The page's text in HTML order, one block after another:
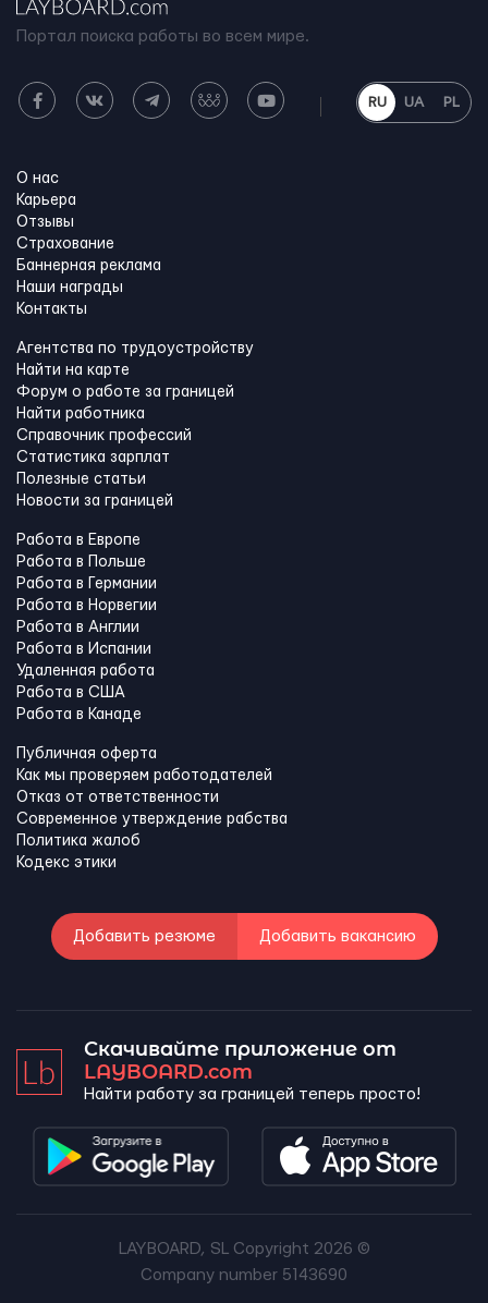
Портал поиска работы во всем мире.
RU UA PL
О нас
Карьера
Отзывы
Страхование
Баннерная реклама
Наши награды
Контакты
Агентства по трудоустройству
Найти на карте
Форум о работе за границей
Найти работника
Справочник профессий
Статистика зарплат
Полезные статьи
Новости за границей
Работа в Европе
Работа в Польше
Работа в Германии
Работа в Норвегии
Работа в Англии
Работа в Испании
Удаленная работа
Работа в США
Работа в Канадe
Публичная оферта
Как мы проверяем работодателей
Отказ от ответственности
Современное утверждение рабства
Политика жалоб
Кодекс этики
Добавить резюме Добавить вакансию
Скачивайте приложение от
LAYBOARD.com
Найти работу за границей теперь просто!
LAYBOARD, SL Copyright 2026 ©
Company number 5143690